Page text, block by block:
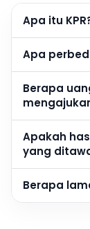
Apa itu
Apa
Berapa
Apakah
yang
Berapa